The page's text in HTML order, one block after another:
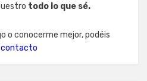
todo lo que sé.
o conocerme mejor, podéis
contacto